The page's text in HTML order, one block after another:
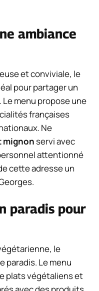
ambiance
et conviviale, le
pour partager un
Le menu propose une
françaises
Ne
mignonservi avec
attentionné
cette adresse un
paradis pour
le
paradis. Le menu
plats végétaliens et